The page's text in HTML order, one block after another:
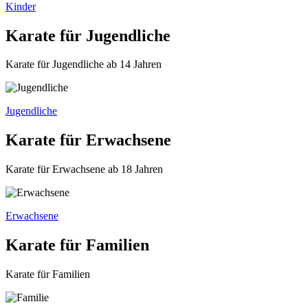
Kinder
Karate für Jugendliche
Karate für Jugendliche ab 14 Jahren
Jugendliche
Karate für Erwachsene
Karate für Erwachsene ab 18 Jahren
Erwachsene
Karate für Familien
Karate fürFamilien